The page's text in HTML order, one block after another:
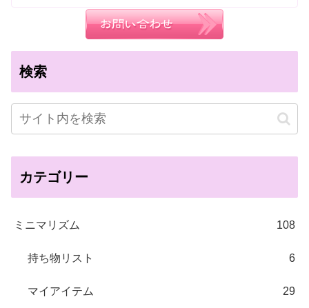
検索
カテゴリー
ミニマリズム 108
持ち物リスト 6
マイアイテム 29